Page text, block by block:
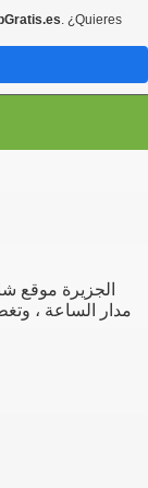
الجزيرة موقع
مدار الساعة ،
. ¿Quieres